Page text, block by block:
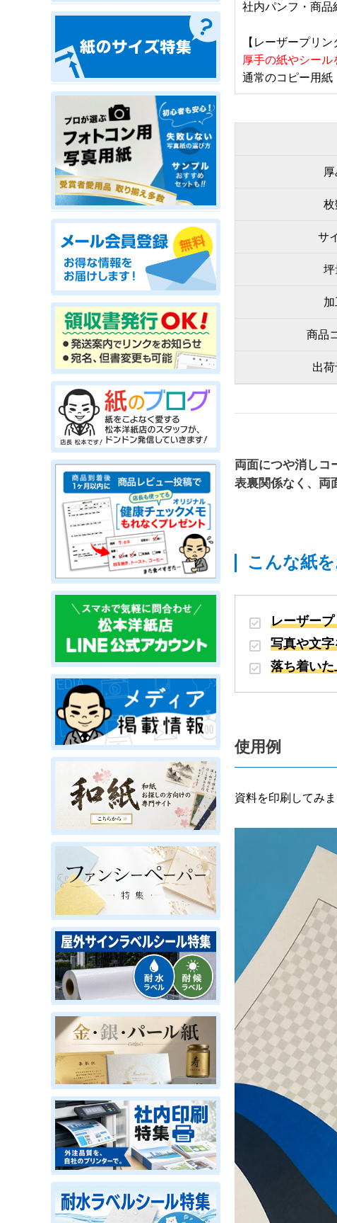
社内パンフ・商品
【レーザープリン
厚手の紙やシー
通常のコピー用紙
枚
サ
坪
加
商品
出
両面につや消しコ
表裏関係なく、両
こんな紙
レーザー
写真や文
落ち着い
使用例
資料を印刷してみ